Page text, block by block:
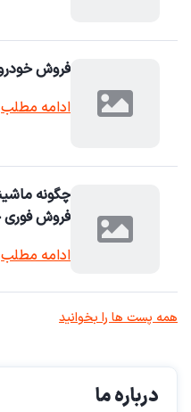
فروش
ادامه مطلب
فروش فوری
ادامه مطلب
همه پست ها را بخوانید
درباره ما